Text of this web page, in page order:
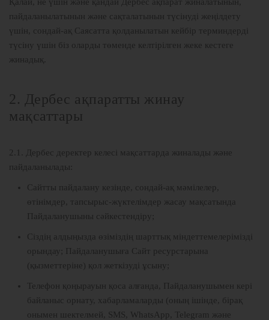
пайдаланылатынын және сақталатынын түсінуді жеңілдету
үшін, сондай-ақ Саясатта қолданылатын кейбір терминдерді
түсіну үшін біз оларды төменде келтірілген жеке кестеге
жинадық.
2. Дербес ақпаратты жинау
мақсаттары
2.1. Дербес деректер келесі мақсаттарда жиналады және
пайдаланылады:
Сайтты пайдалану кезінде, сондай-ақ мәмілелер,
өтінімдер, тапсырыс-жүктелімдер жасау мақсатында
Пайдаланушыны сәйкестендіру;
Сіздің алдыңызда өзіміздің шарттық міндеттемелерімізді
орындау; Пайдаланушыға Сайт ресурстарына
(қызметтеріне) қол жеткізуді ұсыну;
Телефон қоңырауын қоса алғанда, Пайдаланушымен кері
байланыс орнату, хабарламаларды (оның ішінде, бірақ
онымен шектелмей, SMS, WhatsApp, Telegram және